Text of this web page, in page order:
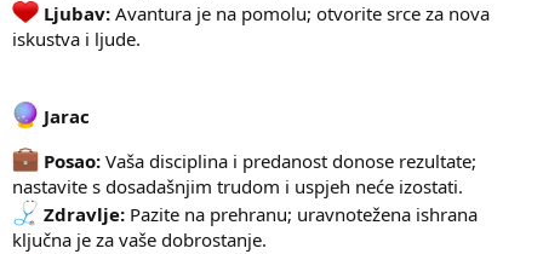
Ljubav: Avantura je na pomolu; otvorite srce za nova
iskustva i ljude.
Jarac
Posao: Vaša disciplina i predanost donose rezultate;
nastavite s dosadašnjim trudom i uspjeh neće izostati.
Zdravlje: Pazite na prehranu; uravnotežena ishrana
ključna je za vaše dobrostanje.